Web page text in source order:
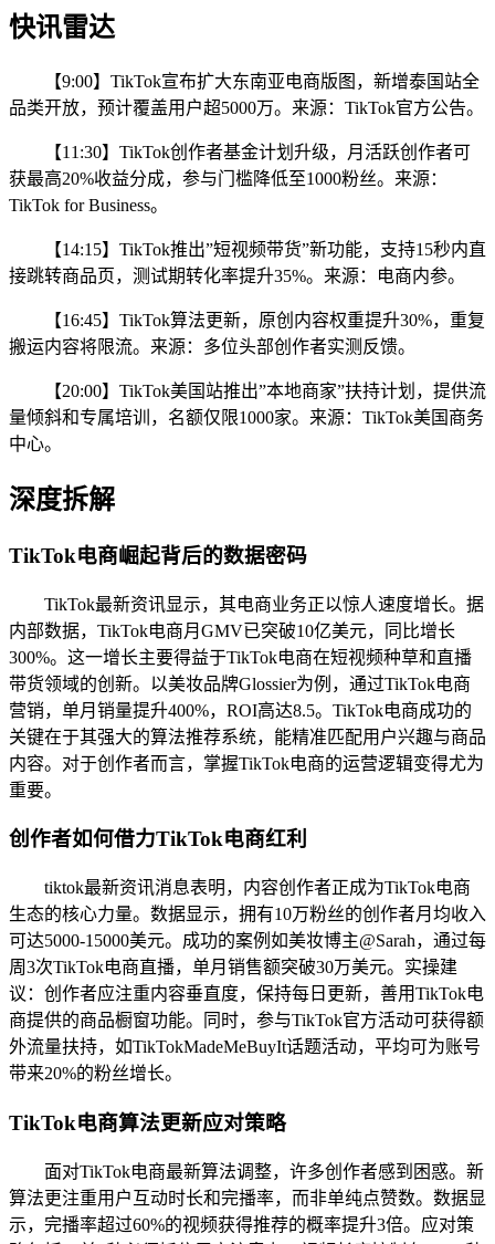
快讯雷达
【9:00】TikTok宣布扩大东南亚电商版图，新增泰国站全
品类开放，预计覆盖用户超5000万。来源：TikTok官方公告。
【11:30】TikTok创作者基金计划升级，月活跃创作者可
获最高20%收益分成，参与门槛降低至1000粉丝。来源：
TikTok for Business。
【14:15】TikTok推出”短视频带货”新功能，支持15秒内直
接跳转商品页，测试期转化率提升35%。来源：电商内参。
【16:45】TikTok算法更新，原创内容权重提升30%，重复
搬运内容将限流。来源：多位头部创作者实测反馈。
【20:00】TikTok美国站推出”本地商家”扶持计划，提供流
量倾斜和专属培训，名额仅限1000家。来源：TikTok美国商务
中心。
深度拆解
TikTok电商崛起背后的数据密码
TikTok最新资讯显示，其电商业务正以惊人速度增长。据
内部数据，TikTok电商月GMV已突破10亿美元，同比增长
300%。这一增长主要得益于TikTok电商在短视频种草和直播
带货领域的创新。以美妆品牌Glossier为例，通过TikTok电商
营销，单月销量提升400%，ROI高达8.5。TikTok电商成功的
关键在于其强大的算法推荐系统，能精准匹配用户兴趣与商品
内容。对于创作者而言，掌握TikTok电商的运营逻辑变得尤为
重要。
创作者如何借力TikTok电商红利
tiktok最新资讯消息表明，内容创作者正成为TikTok电商
生态的核心力量。数据显示，拥有10万粉丝的创作者月均收入
可达5000-15000美元。成功的案例如美妆博主@Sarah，通过每
周3次TikTok电商直播，单月销售额突破30万美元。实操建
议：创作者应注重内容垂直度，保持每日更新，善用TikTok电
商提供的商品橱窗功能。同时，参与TikTok官方活动可获得额
外流量扶持，如TikTokMadeMeBuyIt话题活动，平均可为账号
带来20%的粉丝增长。
TikTok电商算法更新应对策略
面对TikTok电商最新算法调整，许多创作者感到困惑。新
算法更注重用户互动时长和完播率，而非单纯点赞数。数据显
示，完播率超过60%的视频获得推荐的概率提升3倍。应对策